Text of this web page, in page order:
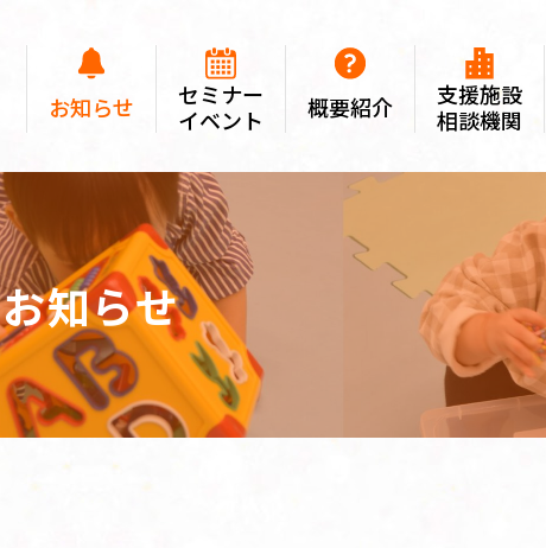
お知らせ
セミナー
イベント
概要紹介
支援施設
相談機関
お知らせ